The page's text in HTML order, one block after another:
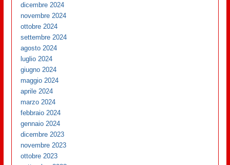
dicembre 2024
novembre 2024
ottobre 2024
settembre 2024
agosto 2024
luglio 2024
giugno 2024
maggio 2024
aprile 2024
marzo 2024
febbraio 2024
gennaio 2024
dicembre 2023
novembre 2023
ottobre 2023